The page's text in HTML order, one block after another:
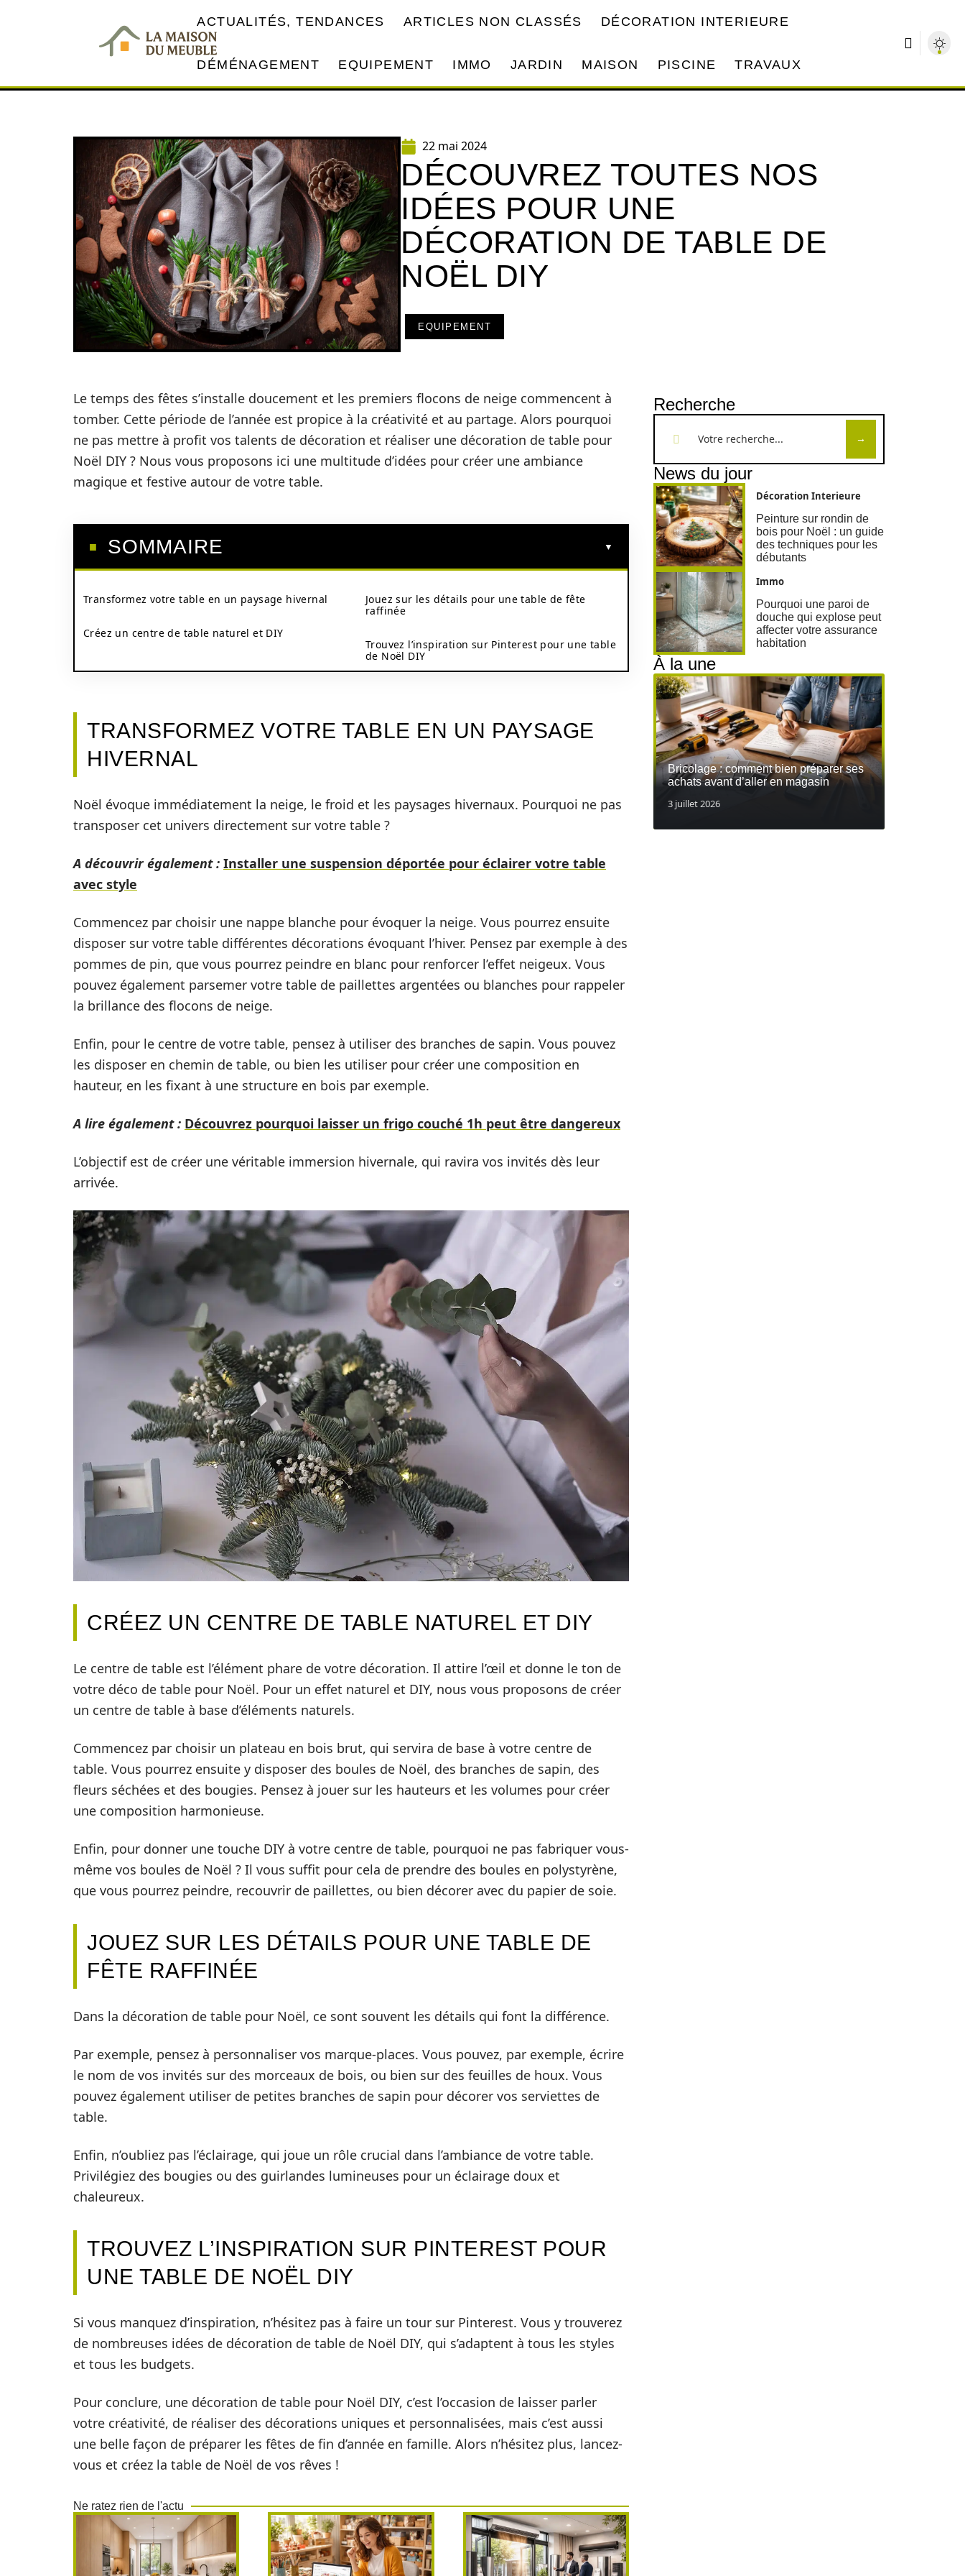
ACTUALITÉS, TENDANCES ARTICLES NON CLASSÉS DÉCORATION INTERIEURE
DÉMÉNAGEMENT EQUIPEMENT IMMO JARDIN MAISON PISCINE TRAVAUX
22 mai 2024
DÉCOUVREZ TOUTES NOS
IDÉES POUR UNE
DÉCORATION DE TABLE DE
NOËL DIY
EQUIPEMENT
Le temps des fêtes s’installe doucement et les premiers flocons de neige commencent à
tomber. Cette période de l’année est propice à la créativité et au partage. Alors pourquoi
ne pas mettre à profit vos talents de décoration et réaliser une décoration de table pour
Noël DIY ? Nous vous proposons ici une multitude d’idées pour créer une ambiance
magique et festive autour de votre table.
SOMMAIRE
Transformez votre table en un paysage hivernal
Créez un centre de table naturel et DIY
Jouez sur les détails pour une table de fête
raffinée
Trouvez l’inspiration sur Pinterest pour une table
de Noël DIY
TRANSFORMEZ VOTRE TABLE EN UN PAYSAGE
HIVERNAL
Noël évoque immédiatement la neige, le froid et les paysages hivernaux. Pourquoi ne pas
transposer cet univers directement sur votre table ?
A découvrir également : Installer une suspension déportée pour éclairer votre table
avec style
Commencez par choisir une nappe blanche pour évoquer la neige. Vous pourrez ensuite
disposer sur votre table différentes décorations évoquant l’hiver. Pensez par exemple à des
pommes de pin, que vous pourrez peindre en blanc pour renforcer l’effet neigeux. Vous
pouvez également parsemer votre table de paillettes argentées ou blanches pour rappeler
la brillance des flocons de neige.
Enfin, pour le centre de votre table, pensez à utiliser des branches de sapin. Vous pouvez
les disposer en chemin de table, ou bien les utiliser pour créer une composition en
hauteur, en les fixant à une structure en bois par exemple.
A lire également : Découvrez pourquoi laisser un frigo couché 1h peut être dangereux
L’objectif est de créer une véritable immersion hivernale, qui ravira vos invités dès leur
arrivée.
CRÉEZ UN CENTRE DE TABLE NATUREL ET DIY
Le centre de table est l’élément phare de votre décoration. Il attire l’œil et donne le ton de
votre déco de table pour Noël. Pour un effet naturel et DIY, nous vous proposons de créer
un centre de table à base d’éléments naturels.
Commencez par choisir un plateau en bois brut, qui servira de base à votre centre de
table. Vous pourrez ensuite y disposer des boules de Noël, des branches de sapin, des
fleurs séchées et des bougies. Pensez à jouer sur les hauteurs et les volumes pour créer
une composition harmonieuse.
Enfin, pour donner une touche DIY à votre centre de table, pourquoi ne pas fabriquer vous-
même vos boules de Noël ? Il vous suffit pour cela de prendre des boules en polystyrène,
que vous pourrez peindre, recouvrir de paillettes, ou bien décorer avec du papier de soie.
JOUEZ SUR LES DÉTAILS POUR UNE TABLE DE
FÊTE RAFFINÉE
Dans la décoration de table pour Noël, ce sont souvent les détails qui font la différence.
Par exemple, pensez à personnaliser vos marque-places. Vous pouvez, par exemple, écrire
le nom de vos invités sur des morceaux de bois, ou bien sur des feuilles de houx. Vous
pouvez également utiliser de petites branches de sapin pour décorer vos serviettes de
table.
Enfin, n’oubliez pas l’éclairage, qui joue un rôle crucial dans l’ambiance de votre table.
Privilégiez des bougies ou des guirlandes lumineuses pour un éclairage doux et
chaleureux.
TROUVEZ L’INSPIRATION SUR PINTEREST POUR
UNE TABLE DE NOËL DIY
Si vous manquez d’inspiration, n’hésitez pas à faire un tour sur Pinterest. Vous y trouverez
de nombreuses idées de décoration de table de Noël DIY, qui s’adaptent à tous les styles
et tous les budgets.
Pour conclure, une décoration de table pour Noël DIY, c’est l’occasion de laisser parler
votre créativité, de réaliser des décorations uniques et personnalisées, mais c’est aussi
une belle façon de préparer les fêtes de fin d’année en famille. Alors n’hésitez plus, lancez-
vous et créez la table de Noël de vos rêves !
Ne ratez rien de l'actu
Recherche
News du jour
Décoration Interieure
Peinture sur rondin de
bois pour Noël : un guide
des techniques pour les
débutants
Immo
Pourquoi une paroi de
douche qui explose peut
affecter votre assurance
habitation
À la une
Bricolage : comment bien préparer ses
achats avant d’aller en magasin
3 juillet 2026